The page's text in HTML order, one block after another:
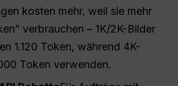
kosten mehr, weil sie mehr
verbrauchen – 1K/2K-Bilder
1.120 Token, während 4K-
Token verwenden.